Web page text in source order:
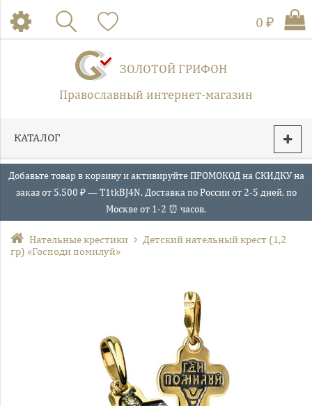
ЗОЛОТОЙ ГРИФОН
Православный интернет-магазин
0 ₽
КАТАЛОГ
Добавьте товар в корзину и активируйте ПРОМОКОД на СКИДКУ на
заказ от 5.500 ₽ — T1tkBJ4N. Доставка по России от 2-5 дней, по
Москве от 1-2 ⏰ часов.
Нательные крестики
Детский нательный крест (1,2
гр) «Господи помилуй»